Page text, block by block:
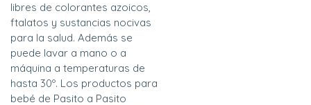
libres de colorantes azoicos,
ftalatos y sustancias nocivas
para la salud. Además se
puede lavar a mano o a
máquina a temperaturas de
hasta 30º. Los productos para
bebé de Pasito a Pasito